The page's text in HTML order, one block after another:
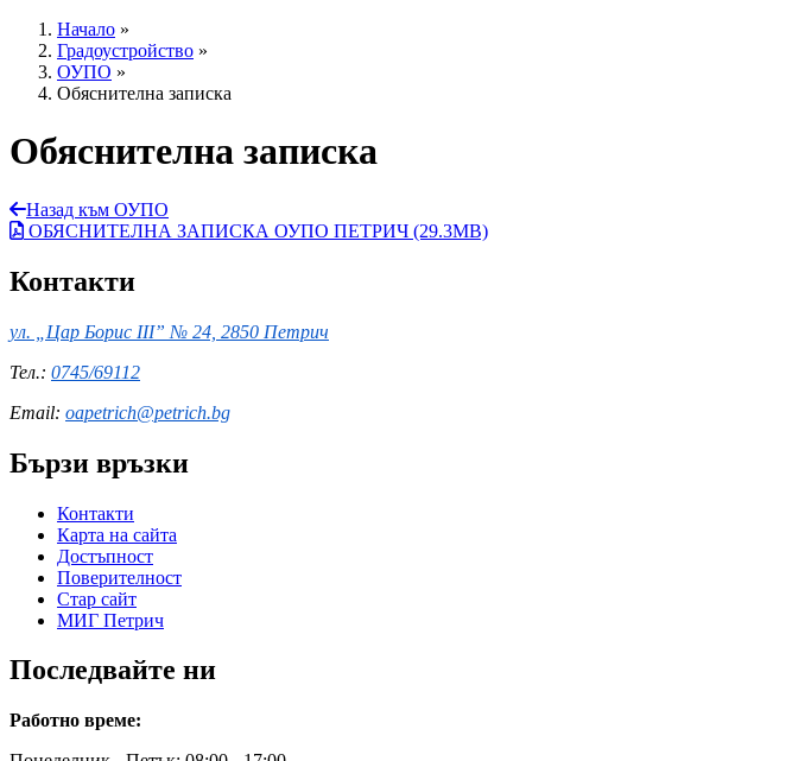
Начало »
Градоустройство »
ОУПО »
Обяснителна записка
Обяснителна записка
Назад към ОУПО
ОБЯСНИТЕЛНА ЗАПИСКА ОУПО ПЕТРИЧ (29.3MB)
Контакти
ул. „Цар Борис III” № 24, 2850 Петрич
Тел.: 0745/69112
Email: oapetrich@petrich.bg
Бързи връзки
Контакти
Карта на сайта
Достъпност
Поверителност
Стар сайт
МИГ Петрич
Последвайте ни
Работно време: